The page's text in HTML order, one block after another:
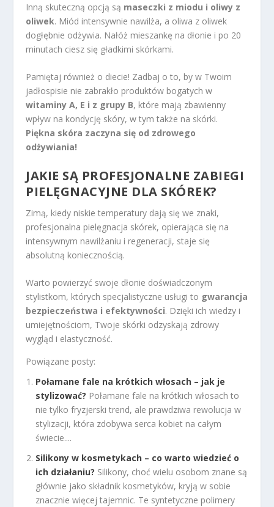
Inną skuteczną opcją są maseczki z miodu i oliwy z
oliwek. Miód intensywnie nawilża, a oliwa z oliwek
dogłębnie odżywia. Nałóż mieszankę na dłonie i po 20
minutach ciesz się gładkimi skórkami.
Pamiętaj również o diecie! Zadbaj o to, by w Twoim
jadłospisie nie zabrakło produktów bogatych w
witaminy A, E i z grupy B, które mają zbawienny
wpływ na kondycję skóry, w tym także na skórki.
Piękna skóra zaczyna się od zdrowego
odżywiania!
JAKIE SĄ PROFESJONALNE ZABIEGI
PIELĘGNACYJNE DLA SKÓREK?
Zimą, kiedy niskie temperatury dają się we znaki,
profesjonalna pielęgnacja skórek, opierająca się na
intensywnym nawilżaniu i regeneracji, staje się
absolutną koniecznością.
Warto powierzyć swoje dłonie doświadczonym
stylistkom, których specjalistyczne usługi to gwarancja
bezpieczeństwa i efektywności. Dzięki ich wiedzy i
umiejętnościom, Twoje skórki odzyskają zdrowy
wygląd i elastyczność.
Powiązane posty:
Połamane fale na krótkich włosach – jak je
stylizować? Połamane fale na krótkich włosach to
nie tylko fryzjerski trend, ale prawdziwa rewolucja w
stylizacji, która zdobywa serca kobiet na całym
świecie....
Silikony w kosmetykach – co warto wiedzieć o
ich działaniu? Silikony, choć wielu osobom znane są
głównie jako składnik kosmetyków, kryją w sobie
znacznie więcej tajemnic. Te syntetyczne polimery